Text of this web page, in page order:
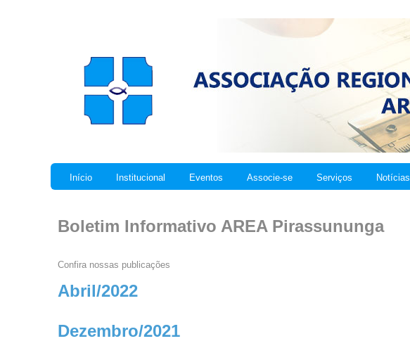
Início Institucional Eventos Associe-se Serviços Notícias
Boletim Informativo AREA Pirassununga
Confira nossas publicações
Abril/2022
Dezembro/2021